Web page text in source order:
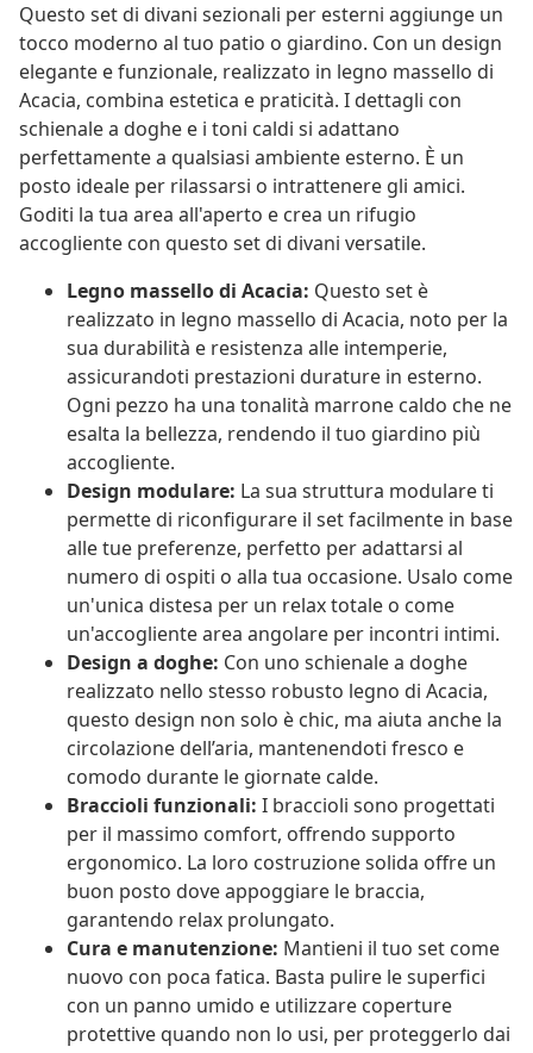
Questo set di divani sezionali per esterni aggiunge un
tocco moderno al tuo patio o giardino. Con un design
elegante e funzionale, realizzato in legno massello di
Acacia, combina estetica e praticità. I dettagli con
schienale a doghe e i toni caldi si adattano
perfettamente a qualsiasi ambiente esterno. È un
posto ideale per rilassarsi o intrattenere gli amici.
Goditi la tua area all'aperto e crea un rifugio
accogliente con questo set di divani versatile.
Legno massello di Acacia: Questo set è
realizzato in legno massello di Acacia, noto per la
sua durabilità e resistenza alle intemperie,
assicurandoti prestazioni durature in esterno.
Ogni pezzo ha una tonalità marrone caldo che ne
esalta la bellezza, rendendo il tuo giardino più
accogliente.
Design modulare: La sua struttura modulare ti
permette di riconfigurare il set facilmente in base
alle tue preferenze, perfetto per adattarsi al
numero di ospiti o alla tua occasione. Usalo come
un'unica distesa per un relax totale o come
un'accogliente area angolare per incontri intimi.
Design a doghe: Con uno schienale a doghe
realizzato nello stesso robusto legno di Acacia,
questo design non solo è chic, ma aiuta anche la
circolazione dell’aria, mantenendoti fresco e
comodo durante le giornate calde.
Braccioli funzionali: I braccioli sono progettati
per il massimo comfort, offrendo supporto
ergonomico. La loro costruzione solida offre un
buon posto dove appoggiare le braccia,
garantendo relax prolungato.
Cura e manutenzione: Mantieni il tuo set come
nuovo con poca fatica. Basta pulire le superfici
con un panno umido e utilizzare coperture
protettive quando non lo usi, per proteggerlo dai